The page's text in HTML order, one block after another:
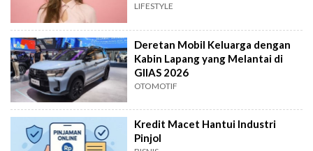
LIFESTYLE
Deretan Mobil Keluarga dengan
Kabin Lapang yang Melantai di
GIIAS 2026
OTOMOTIF
Kredit Macet Hantui Industri
Pinjol